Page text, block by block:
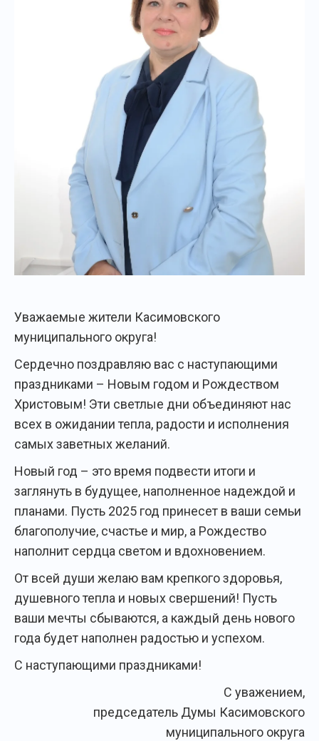
Уважаемые жители Касимовского
муниципального округа!
Сердечно поздравляю вас с наступающими
праздниками – Новым годом и Рождеством
Христовым! Эти светлые дни объединяют нас
всех в ожидании тепла, радости и исполнения
самых заветных желаний.
Новый год – это время подвести итоги и
заглянуть в будущее, наполненное надеждой и
планами. Пусть 2025 год принесет в ваши семьи
благополучие, счастье и мир, а Рождество
наполнит сердца светом и вдохновением.
От всей души желаю вам крепкого здоровья,
душевного тепла и новых свершений! Пусть
ваши мечты сбываются, а каждый день нового
года будет наполнен радостью и успехом.
С наступающими праздниками!
С уважением,
председатель Думы Касимовского
муниципального округа